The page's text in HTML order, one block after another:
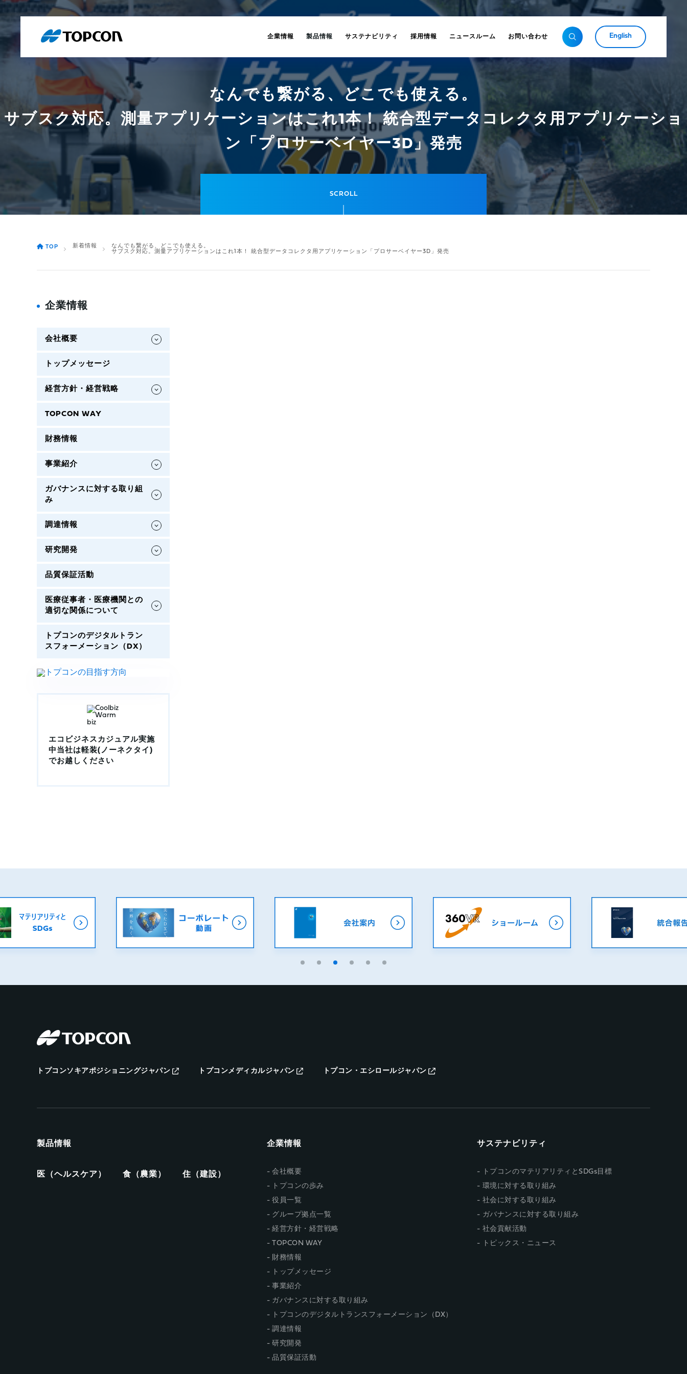
企業情報 製品情報 サステナビリティ 採用情報 ニュースルーム お問い合わせ English
なんでも繋がる、どこでも使える。
サブスク対応。測量アプリケーションはこれ1本！ 統合型データコレクタ用アプリケーショ
ン「プロサーベイヤー3D」発売
SCROLL
TOP 新着情報
なんでも繋がる、どこでも使える。
サブスク対応。測量アプリケーションはこれ1本！ 統合型データコレクタ用アプリケーション「プロサーベイヤー3D」発売
企業情報
会社概要
トップメッセージ
経営方針・経営戦略
TOPCON WAY
財務情報
事業紹介
ガバナンスに対する取り組
み
調達情報
研究開発
品質保証活動
医療従事者・医療機関との
適切な関係について
トプコンのデジタルトラン
スフォーメーション（DX）
エコビジネスカジュアル実施
中当社は軽装(ノーネクタイ)
でお越しください
トプコンソキアポジショニングジャパン トプコンメディカルジャパン トプコン・エシロールジャパン
製品情報
医（ヘルスケア） 食（農業） 住（建設）
企業情報
会社概要
トプコンの歩み
役員一覧
グループ拠点一覧
経営方針・経営戦略
TOPCON WAY
財務情報
トップメッセージ
事業紹介
ガバナンスに対する取り組み
トプコンのデジタルトランスフォーメーション（DX）
調達情報
研究開発
品質保証活動
サステナビリティ
トプコンのマテリアリティとSDGs目標
環境に対する取り組み
社会に対する取り組み
ガバナンスに対する取り組み
社会貢献活動
トピックス・ニュース